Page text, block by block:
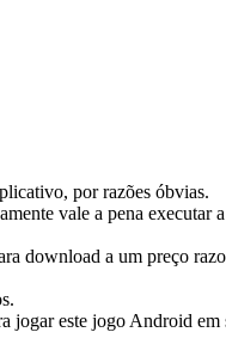
por razões óbvias.
vale a pena executar
download a um preço
este jogo Android